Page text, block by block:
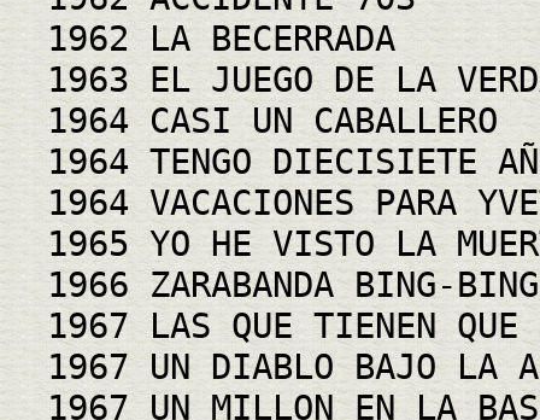
1962 LA BECERRADA
1963 EL JUEGO DE LA
1964 CASI UN CABALLERO
1964 TENGO DIECISIETE
1964 VACACIONES PARA
1965 YO HE VISTO LA
1966 ZARABANDA BING-BING
1967 LAS QUE TIENEN QUE
1967 UN DIABLO BAJO LA
1967 UN MILLON EN LA